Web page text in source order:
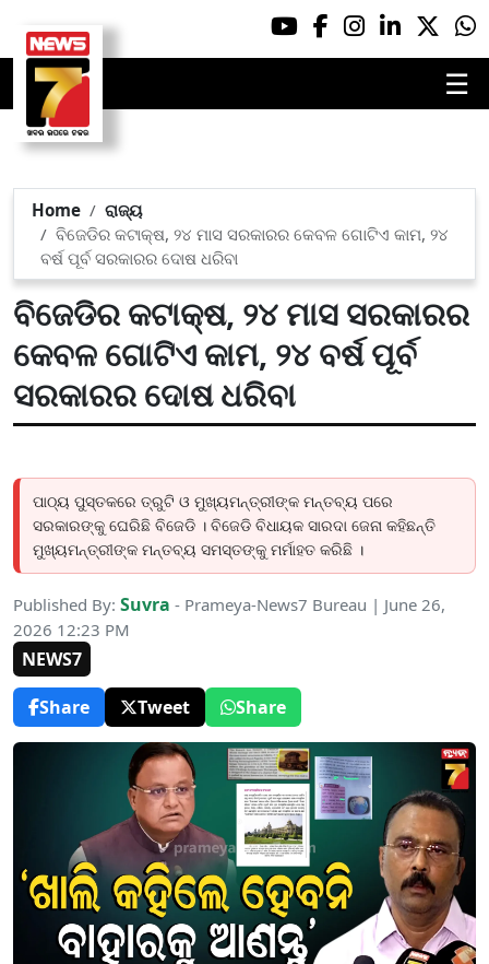
☰
Home
ରାଜ୍ୟ
ବିଜେଡିର କଟାକ୍ଷ, ୨୪ ମାସ ସରକାରର କେବଳ ଗୋଟିଏ କାମ, ୨୪
ବର୍ଷ ପୂର୍ବ ସରକାରର ଦୋଷ ଧରିବା
ବିଜେଡିର କଟାକ୍ଷ, ୨୪ ମାସ ସରକାରର
କେବଳ ଗୋଟିଏ କାମ, ୨୪ ବର୍ଷ ପୂର୍ବ
ସରକାରର ଦୋଷ ଧରିବା
ପାଠ୍ୟ ପୁସ୍ତକରେ ତ୍ରୁଟି ଓ ମୁଖ୍ୟମନ୍ତ୍ରୀଙ୍କ ମନ୍ତବ୍ୟ ପରେ
ସରକାରଙ୍କୁ ଘେରିଛି ବିଜେଡି । ବିଜେଡି ବିଧାୟକ ସାରଦା ଜେନା କହିଛନ୍ତି
ମୁଖ୍ୟମନ୍ତ୍ରୀଙ୍କ ମନ୍ତବ୍ୟ ସମସ୍ତଙ୍କୁ ମର୍ମାହତ କରିଛି ।
Published By: Suvra - Prameya-News7 Bureau | June 26,
2026 12:23 PM
NEWS7
Share
Tweet Share